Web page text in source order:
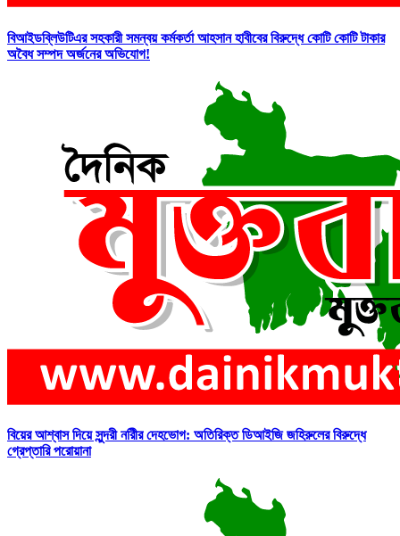
বিআইডব্লিউটিএর সহকারী সমন্বয় কর্মকর্তা আহসান হাবীবের বিরুদ্ধে কোটি কোটি টাকার
অবৈধ সম্পদ অর্জনের অভিযোগ!
বিয়ের আশ্বাস দিয়ে সুন্দরী নরিীর দেহভোগ: অতিরিক্ত ডিআইজি জহিরুলের বিরুদ্ধে
গ্রেপ্তারি পরোয়ানা